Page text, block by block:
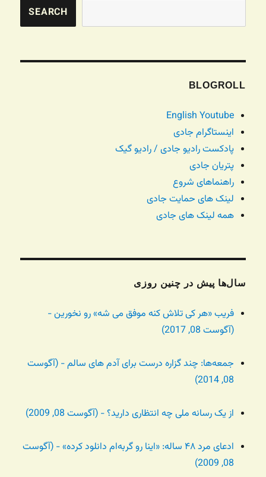
SEARCH
BLOGROLL
English Youtube
اینستاگرام جادی
پادکست رادیو جادی / رادیو گیک
پتریان جادی
راهنماهای شروع
لینک های حمایت جادی
همه لینک های جادی
سال‌ها پیش در چنین روزی
فریب «هر کی تلاش کنه موفق می شه» رو نخورین -
(آگوست 08, 2017)
جمعه‌ها: چند گزاره درست برای آدم های سالم - (آگوست
08, 2014)
از یک رسانه ملی چه انتظاری دارید؟ - (آگوست 08, 2009)
ادعای مرد ۴۸ ساله: «اینا رو گربه‌ام دانلود کرده» - (آگوست
08, 2009)